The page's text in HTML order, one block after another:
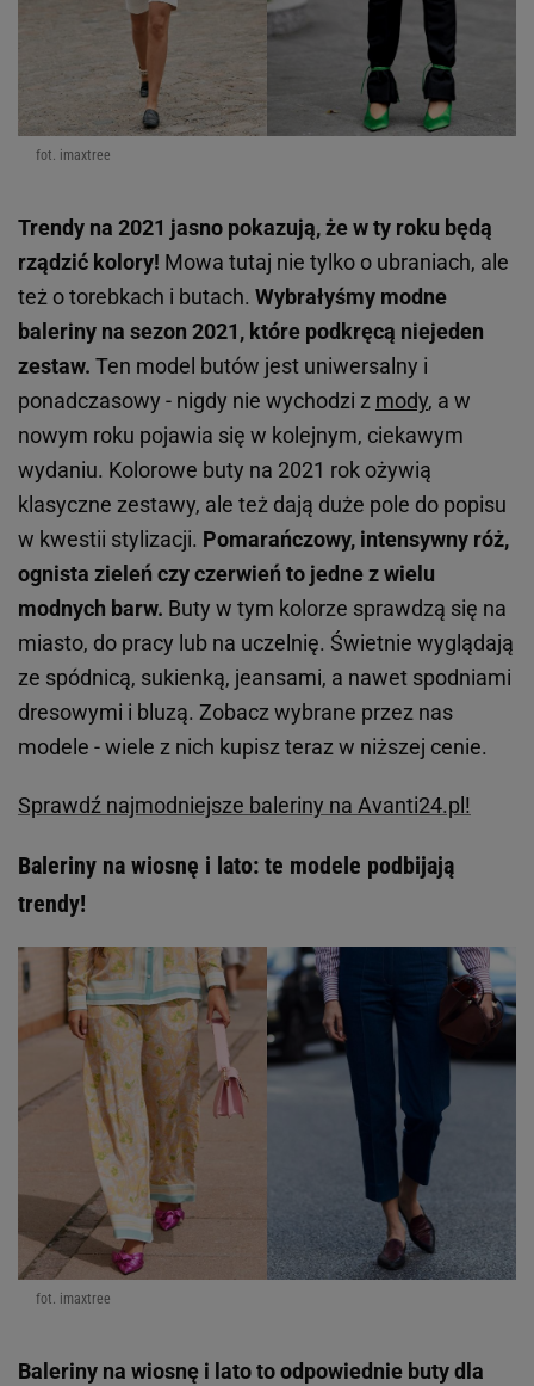
fot. imaxtree
Trendy na 2021 jasno pokazują, że w ty roku będą
rządzić kolory! Mowa tutaj nie tylko o ubraniach, ale
też o torebkach i butach. Wybrałyśmy modne
baleriny na sezon 2021, które podkręcą niejeden
zestaw. Ten model butów jest uniwersalny i
ponadczasowy - nigdy nie wychodzi z mody, a w
nowym roku pojawia się w kolejnym, ciekawym
wydaniu. Kolorowe buty na 2021 rok ożywią
klasyczne zestawy, ale też dają duże pole do popisu
w kwestii stylizacji. Pomarańczowy, intensywny róż,
ognista zieleń czy czerwień to jedne z wielu
modnych barw. Buty w tym kolorze sprawdzą się na
miasto, do pracy lub na uczelnię. Świetnie wyglądają
ze spódnicą, sukienką, jeansami, a nawet spodniami
dresowymi i bluzą. Zobacz wybrane przez nas
modele - wiele z nich kupisz teraz w niższej cenie.
Sprawdź najmodniejsze baleriny na Avanti24.pl!
Baleriny na wiosnę i lato: te modele podbijają
trendy!
fot. imaxtree
Baleriny na wiosnę i lato to odpowiednie buty dla